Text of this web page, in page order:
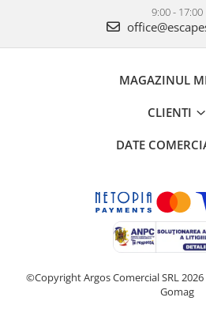
9:00 - 17:00
MAGAZINUL
CLIENTI
DATE
©Copyright Argos Comercial SRL 2026
Gomag